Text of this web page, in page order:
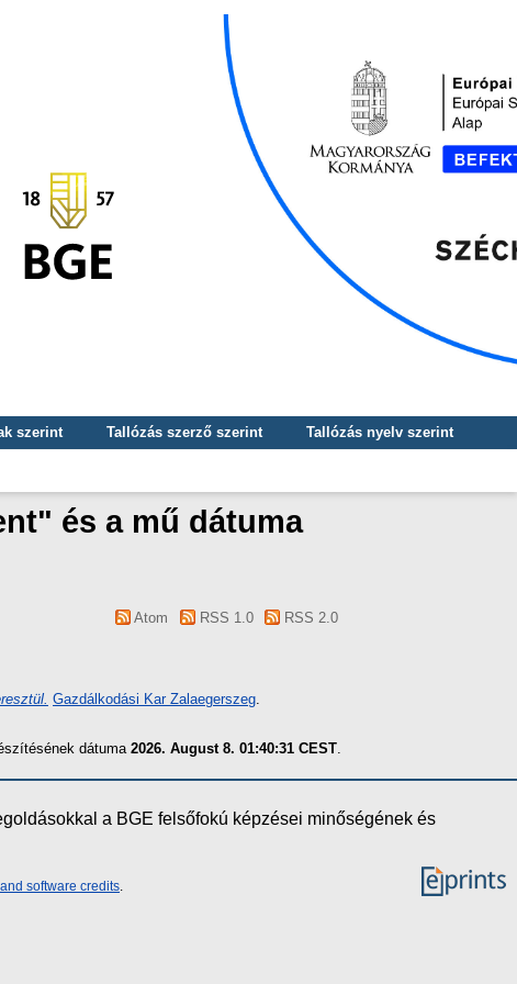
szerint Tallózás szerző szerint
Tallózás nyelv szerint
és a mű dátuma
Atom RSS 1.0 RSS 2.0
Gazdálkodási Kar Zalaegerszeg
dátuma 2026. August 8. 01:40:31 CEST
a BGE felsőfokú képzései minőségének és
software credits